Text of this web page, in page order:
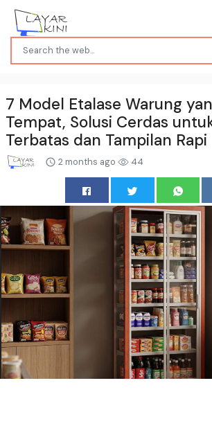
7 Model Etalase Warung
Tempat, Solusi Cerdas
Terbatas dan Tampilan Rapi
2 months ago 44